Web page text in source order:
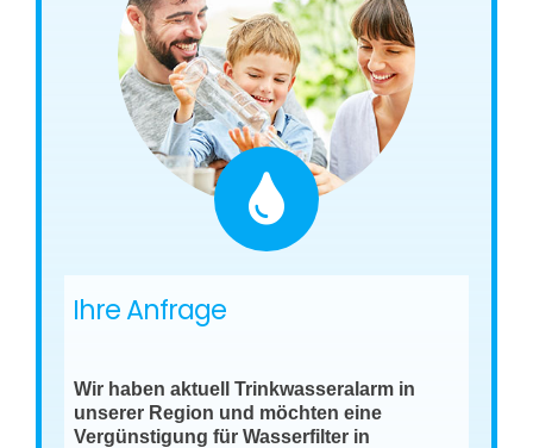
Ihre Anfrage
Wir haben aktuell Trinkwasseralarm in
unserer Region und möchten eine
Vergünstigung für Wasserfilter in